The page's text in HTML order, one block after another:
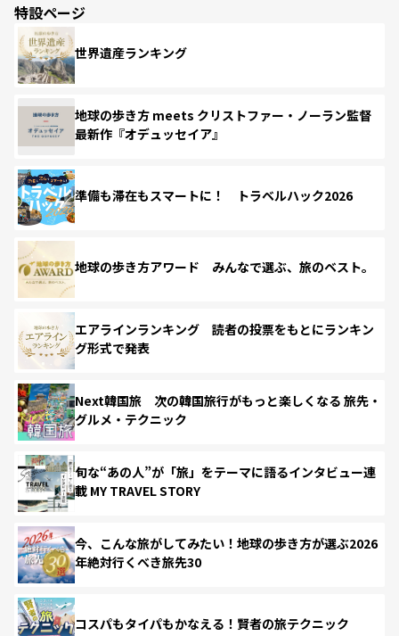
特設ページ
世界遺産ランキング
地球の歩き方 meets クリストファー・ノーラン監督
最新作『オデュッセイア』
準備も滞在もスマートに！ トラベルハック2026
地球の歩き方アワード みんなで選ぶ、旅のベスト。
エアラインランキング 読者の投票をもとにランキン
グ形式で発表
Next韓国旅 次の韓国旅行がもっと楽しくなる 旅先・
グルメ・テクニック
旬な“あの人”が「旅」をテーマに語るインタビュー連
載 MY TRAVEL STORY
今、こんな旅がしてみたい！地球の歩き方が選ぶ2026
年絶対行くべき旅先30
コスパもタイパもかなえる！賢者の旅テクニック